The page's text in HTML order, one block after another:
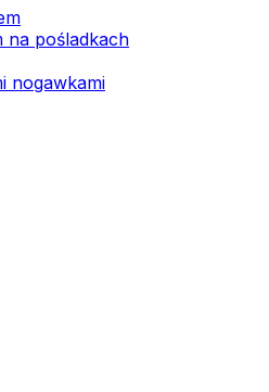
na pośladkach
nogawkami